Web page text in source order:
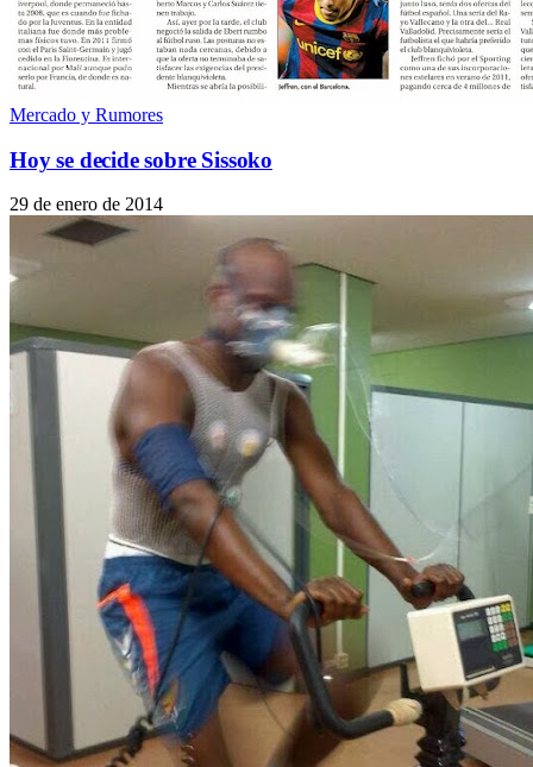
Mercado y Rumores
Hoy se decide sobre Sissoko
29 de enero de 2014